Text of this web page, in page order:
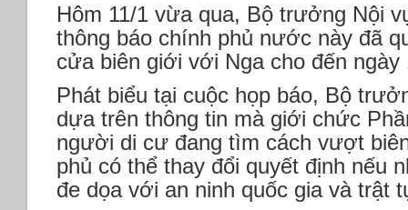
Hôm 11/1 vừa qua, Bộ trưởng Nội
thông báo chính phủ nước này đã
cửa biên giới với Nga cho đến ngày
Phát biểu tại cuộc họp báo, Bộ
dựa trên thông tin mà giới chức
người di cư đang tìm cách vượt
phủ có thể thay đổi quyết định nếu
đe dọa với an ninh quốc gia và trật